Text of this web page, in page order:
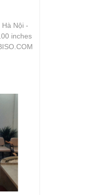
Nội -
inches